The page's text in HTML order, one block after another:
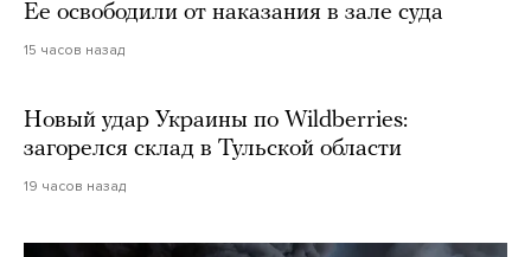
Ее освободили от наказания в зале суда
15 часов назад
Новый удар Украины по Wildberries:
загорелся склад в Тульской области
19 часов назад